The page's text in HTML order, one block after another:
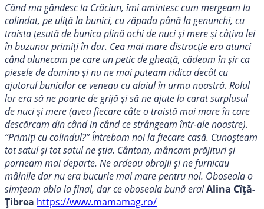
Când ma gândesc la Crăciun, îmi amintesc cum mergeam la
colindat, pe uliță la bunici, cu zăpada până la genunchi, cu
traista țesută de bunica plină ochi de nuci și mere și câțiva lei
în buzunar primiți în dar. Cea mai mare distracție era atunci
când alunecam pe care un petic de gheață, cădeam în șir ca
piesele de domino și nu ne mai puteam ridica decât cu
ajutorul bunicilor ce veneau cu alaiul în urma noastră. Rolul
lor era să ne poarte de grijă și să ne ajute la carat surplusul
de nuci și mere (avea fiecare câte o traistă mai mare în care
descărcam din când in când ce strângeam într-ale noastre).
“Primiți cu colindul?” Întrebam noi la fiecare casă. Cunoșteam
tot satul și tot satul ne știa. Cântam, mâncam prăjituri și
porneam mai departe. Ne ardeau obrajii și ne furnicau
mâinile dar nu era bucurie mai mare pentru noi. Oboseala o
simțeam abia la final, dar ce oboseala bună era!Alina Cîță-
Țibrea https://www.mamamag.ro/